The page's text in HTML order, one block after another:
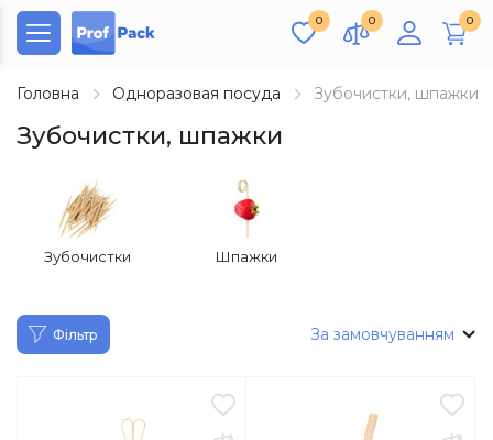
0 0 0
Головна Одноразовая посуда Зубочистки, шпажки
Зубочистки, шпажки
Зубочистки Шпажки
Фільтр За замовчуванням